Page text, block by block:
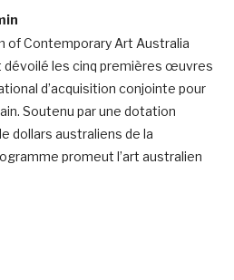
of Contemporary Art Australia
dévoilé les cinq premières œuvres
d’acquisition conjointe pour
Soutenu par une dotation
dollars australiens de la
promeut l’art australien